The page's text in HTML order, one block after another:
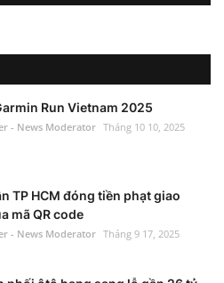
Run Vietnam 2025
- News Moderator Tháng 10 10, 2025
TP HCM đóng tiền phạt giao
mã QR code
- News Moderator Tháng 9 17, 2025